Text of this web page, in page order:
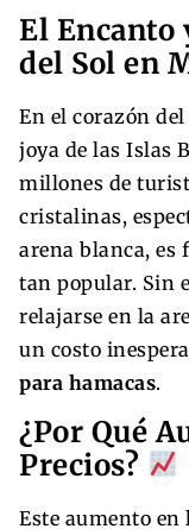
El Encanto
del Sol en
En el corazón
joya de las Islas
millones de
cristalinas,
arena blanca, es
tan popular. Sin
relajarse en la
un costo
para hamacas.
¿Por Qué
Precios?
Este aumento en